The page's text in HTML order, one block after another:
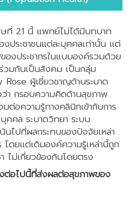
ที่ 21 นี้ แพทย์ไม่ได้มีบทบาท
ประชาชนแต่ละบุคคลเท่านั้น แต่
งประชากรในแบบองค์รวมด้วย
วมกันเป็นสังคม เป็นกลุ่ม
Rose ผู้เชี่ยวชาญด้านระบาด
า กรอบความคิดด้านสุขภาพ
มต่อความรู้ทางคลินิกเข้ากับการ
คล ระบาดวิทยา ระบบ
นไปที่ผลกระทบของปัจจัยเหล่า
โดยแต่เดิมองค์ความรู้เหล่านี้ถูก
ไม่เกี่ยวข้องกันโดยตรง
ต่อไปนี้ที่ส่งผลต่อสุขภาพของ